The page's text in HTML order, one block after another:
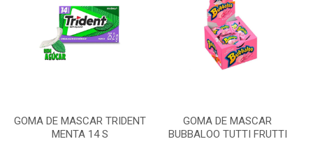
GOMA DE MASCAR TRIDENT
MENTA 14 S
GOMA DE MASCAR
BUBBALOO TUTTI FRUTTI